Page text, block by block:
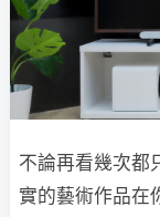
不論再看幾次都
實的藝術作品在